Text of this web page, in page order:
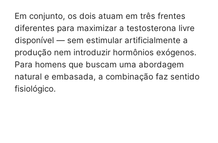
Em conjunto, os dois atuam em três frentes
diferentes para maximizar a testosterona livre
disponível — sem estimular artificialmente a
produção nem introduzir hormônios exógenos.
Para homens que buscam uma abordagem
natural e embasada, a combinação faz sentido
fisiológico.